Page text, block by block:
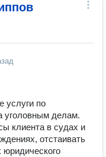
услуги по
уголовным делам.
клиента в судах и
отстаивать
юридического